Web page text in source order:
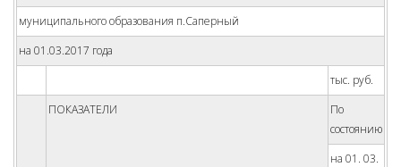
муниципального образования п.Саперный
на 01.03.2017 года
тыс. руб.
ПОКАЗАТЕЛИ
По
состоянию
на 01. 03.